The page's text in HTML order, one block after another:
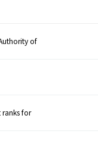
of
ranks for